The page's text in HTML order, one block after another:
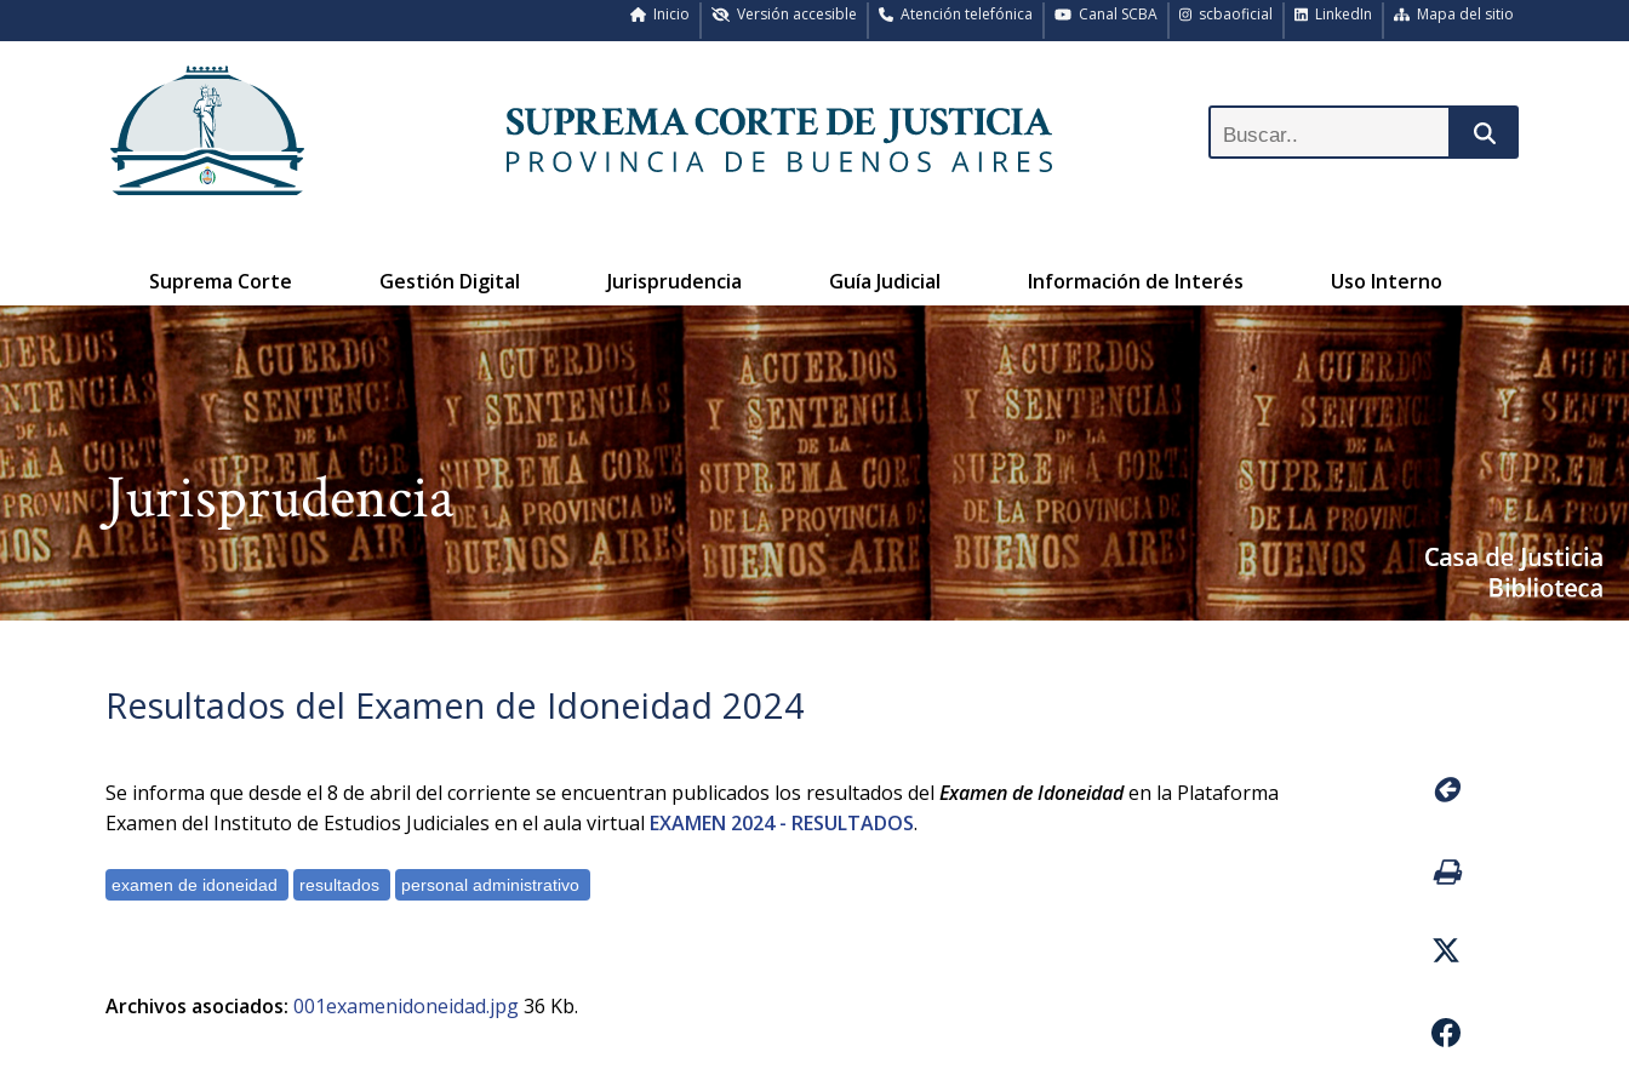
Mapa del sitio
LinkedIn
scbaoficial
Canal SCBA
Atención telefónica
Versión accesible
Inicio
Suprema Corte Gestión Digital Jurisprudencia Guía Judicial Información de Interés Uso Interno
Jurisprudencia
Resultados del Examen de Idoneidad 2024
Se informa que desde el 8 de abril del corriente se encuentran publicados los resultados del Examen de Idoneidaden la Plataforma
Examen del Instituto de Estudios Judiciales en el aula virtual EXAMEN 2024 - RESULTADOS.
Archivos asociados: 001examenidoneidad.jpg36 Kb.